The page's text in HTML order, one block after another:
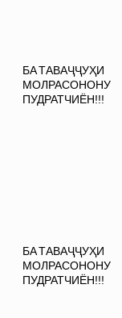
БА ТАВАҶҶУҲИ
МОЛРАСОНОНУ
ПУДРАТЧИЁН!!!
БА ТАВАҶҶУҲИ
МОЛРАСОНОНУ
ПУДРАТЧИЁН!!!